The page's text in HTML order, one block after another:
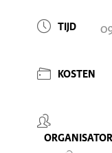
TIJD
KOSTEN
ORGANISATOR